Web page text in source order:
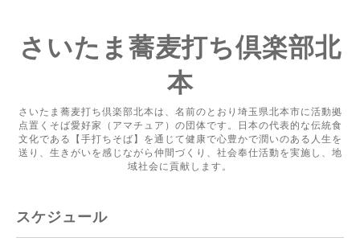
さいたま蕎麦打ち倶楽部北
本
さいたま蕎麦打ち倶楽部北本は、名前のとおり埼玉県北本市に活動拠
点置くそば愛好家（アマチュア）の団体です。日本の代表的な伝統食
文化である【手打ちそば】を通じて健康で心豊かで潤いのある人生を
送り、生きがいを感じながら仲間づくり、社会奉仕活動を実施し、地
域社会に貢献します。
スケジュール